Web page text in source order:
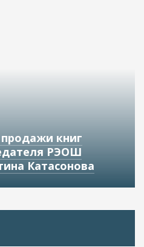
книг
РЭОШ
Катасонова